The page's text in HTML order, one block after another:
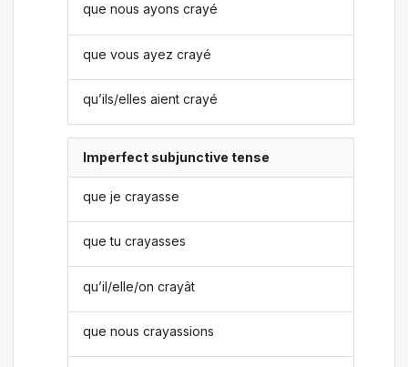
que nous ayons crayé
que vous ayez crayé
qu’ils/elles aient crayé
Imperfect subjunctive tense
que je crayasse
que tu crayasses
qu’il/elle/on crayât
que nous crayassions